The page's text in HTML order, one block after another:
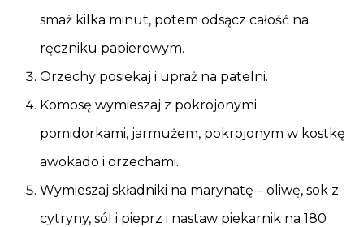
smaż kilka minut, potem odsącz całość na
ręczniku papierowym.
Orzechy posiekaj i upraż na patelni.
Komosę wymieszaj z pokrojonymi
pomidorkami, jarmużem, pokrojonym w kostkę
awokado i orzechami.
Wymieszaj składniki na marynatę – oliwę, sok z
cytryny, sól i pieprz i nastaw piekarnik na 180